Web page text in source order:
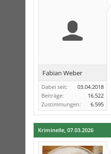
Fabian Weber
Dabei seit:
03.04.2018
Beiträge:
16.522
Zustimmungen:
6.595
Kriminelle, 07.03.2026